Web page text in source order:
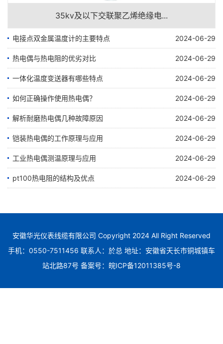
35kv及以下交联聚乙烯绝缘电...
电接点双金属温度计的主要特点 2024-06-29
热电偶与热电阻的优劣对比 2024-06-29
一体化温度变送器有哪些特点 2024-06-29
如何正确操作使用热电偶？ 2024-06-29
解析耐磨热电偶几种故障原因 2024-06-29
铠装热电偶的工作原理与应用 2024-06-29
工业热电偶测温原理与应用 2024-06-29
pt100热电阻的结构及优点 2024-06-29
安徽华光仪表线缆有限公司 Copyright 2024 All Right Reserved
手机：0550-7511456 联系人：於总 地址：安徽省天长市铜城镇车
站北路87号 备案号： 皖ICP备12011385号-8